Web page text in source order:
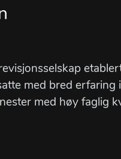
med bred erfaring
med høy faglig